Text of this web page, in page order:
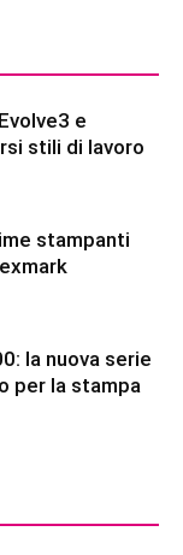
e
stili di lavoro
stampanti
la nuova serie
per la stampa